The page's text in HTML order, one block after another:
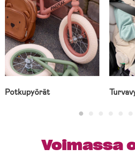
Potkupyörät
Voimassa